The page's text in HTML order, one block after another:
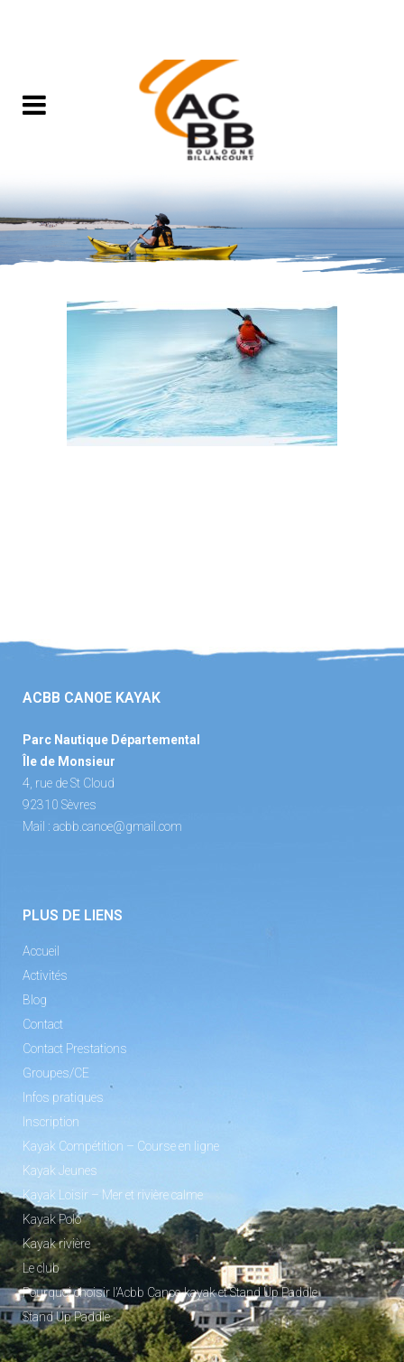
ACBB CANOE KAYAK
Parc Nautique Départemental
Île de Monsieur
4, rue de St Cloud
92310 Sèvres
Mail : acbb.canoe@gmail.com
PLUS DE LIENS
Accueil
Activités
Blog
Contact
Contact Prestations
Groupes/CE
Infos pratiques
Inscription
Kayak Compétition – Course en ligne
Kayak Jeunes
Kayak Loisir – Mer et rivière calme
Kayak Polo
Kayak rivière
Le club
Pourquoi choisir l’Acbb Canoe-kayak et Stand Up Paddle
Stand Up Paddle